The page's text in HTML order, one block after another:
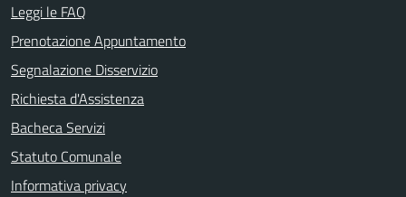
Leggi le FAQ
Prenotazione Appuntamento
Segnalazione Disservizio
Richiesta d'Assistenza
Bacheca Servizi
Statuto Comunale
Informativa privacy